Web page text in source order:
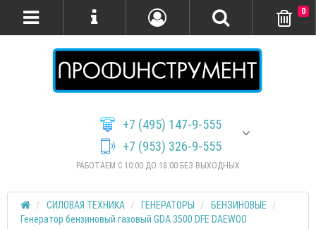
+7 (495) 147-9-555
+7 (953) 326-9-555
РАБОТАЕМ С 10:00 ДО 18:00 БЕЗ ВЫХОДНЫХ
0
СИЛОВАЯ ТЕХНИКА ГЕНЕРАТОРЫ
БЕНЗИНОВЫЕ
Генератор бензиновый газовый GDA 3500 DFE DAEWOO